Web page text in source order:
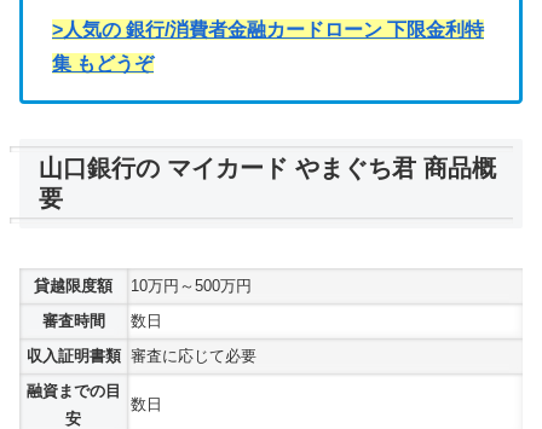
>人気の 銀行/消費者金融カードローン 下限金利特
集 もどうぞ
山口銀行の マイカード やまぐち君 商品概
要
貸越限度額
10万円～500万円
審査時間
数日
収入証明書類 審査に応じて必要
融資までの目
安
数日